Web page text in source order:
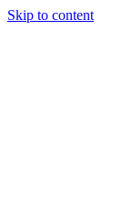
Skip to content